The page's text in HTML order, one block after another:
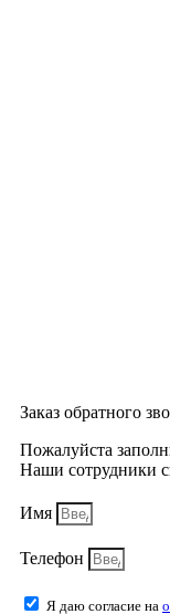
Заказ обратного
Пожалуйста
Наши сотрудники
Имя
Телефон
Я даю согласие на